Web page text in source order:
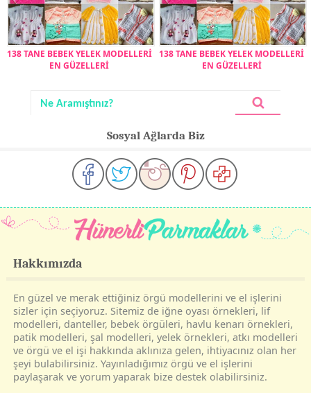
138 TANE BEBEK YELEK MODELLERİ
EN GÜZELLERİ
138 TANE BEBEK YELEK MODELLERİ
EN GÜZELLERİ
Sosyal Ağlarda Biz
Hakkımızda
En güzel ve merak ettiğiniz örgü modellerini ve el işlerini
sizler için seçiyoruz. Sitemiz de iğne oyası örnekleri, lif
modelleri, danteller, bebek örgüleri, havlu kenarı örnekleri,
patik modelleri, şal modelleri, yelek örnekleri, atkı modelleri
ve örgü ve el işi hakkında aklınıza gelen, ihtiyacınız olan her
şeyi bulabilirsiniz. Yayınladığımız örgü ve el işlerini
paylaşarak ve yorum yaparak bize destek olabilirsiniz.